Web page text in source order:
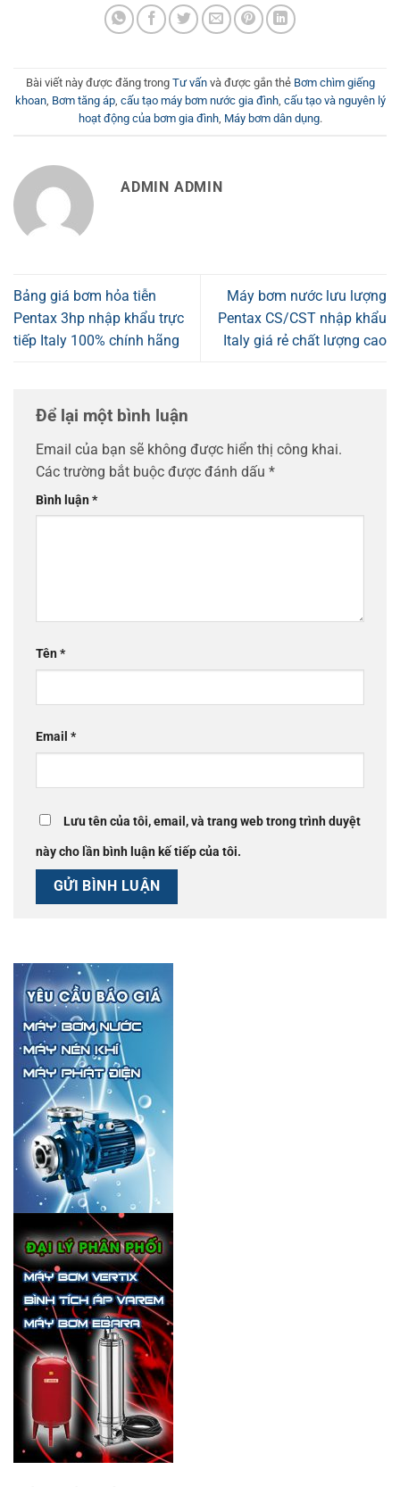
Bài viết này được đăng trong Tư vấnvà được gắn thẻ Bơm chìm giếng
khoan, Bơm tăng áp, cấu tạo máy bơm nước gia đình, cấu tạo và nguyên lý
hoạt động của bơm gia đình, Máy bơm dân dụng.
ADMIN ADMIN
Bảng giá bơm hỏa tiễn
Pentax 3hp nhập khẩu trực
tiếp Italy 100% chính hãng
Máy bơm nước lưu lượng
Pentax CS/CST nhập khẩu
Italy giá rẻ chất lượng cao
Để lại một bình luận
Email của bạn sẽ không được hiển thị công khai.
Các trường bắt buộc được đánh dấu *
Bình luận*
Tên*
Email *
Lưu tên của tôi, email, và trang web trong trình duyệt
này cho lần bình luận kế tiếp của tôi.